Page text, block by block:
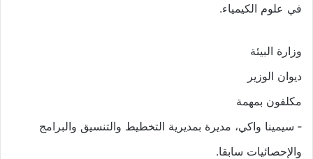
في علوم الكيمياء.
وزارة البيئة
ديوان الوزير
مكلفون بمهمة
‐ سيمينا واكي، مديرة بمديرية التخطيط والتنسيق والبرامج
والإحصائيات سابقا.